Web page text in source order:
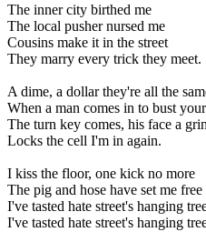
The inner city birthed me
The local pusher nursed me
Cousins make it in the street
They marry every trick they meet.
A dime, a dollar they're all the
When a man comes in to bust
The turn key comes, his face a grin
Locks the cell I'm in again.
I kiss the floor, one kick no more
The pig and hose have set me free
I've tasted hate street's hanging
I've tasted hate street's hanging